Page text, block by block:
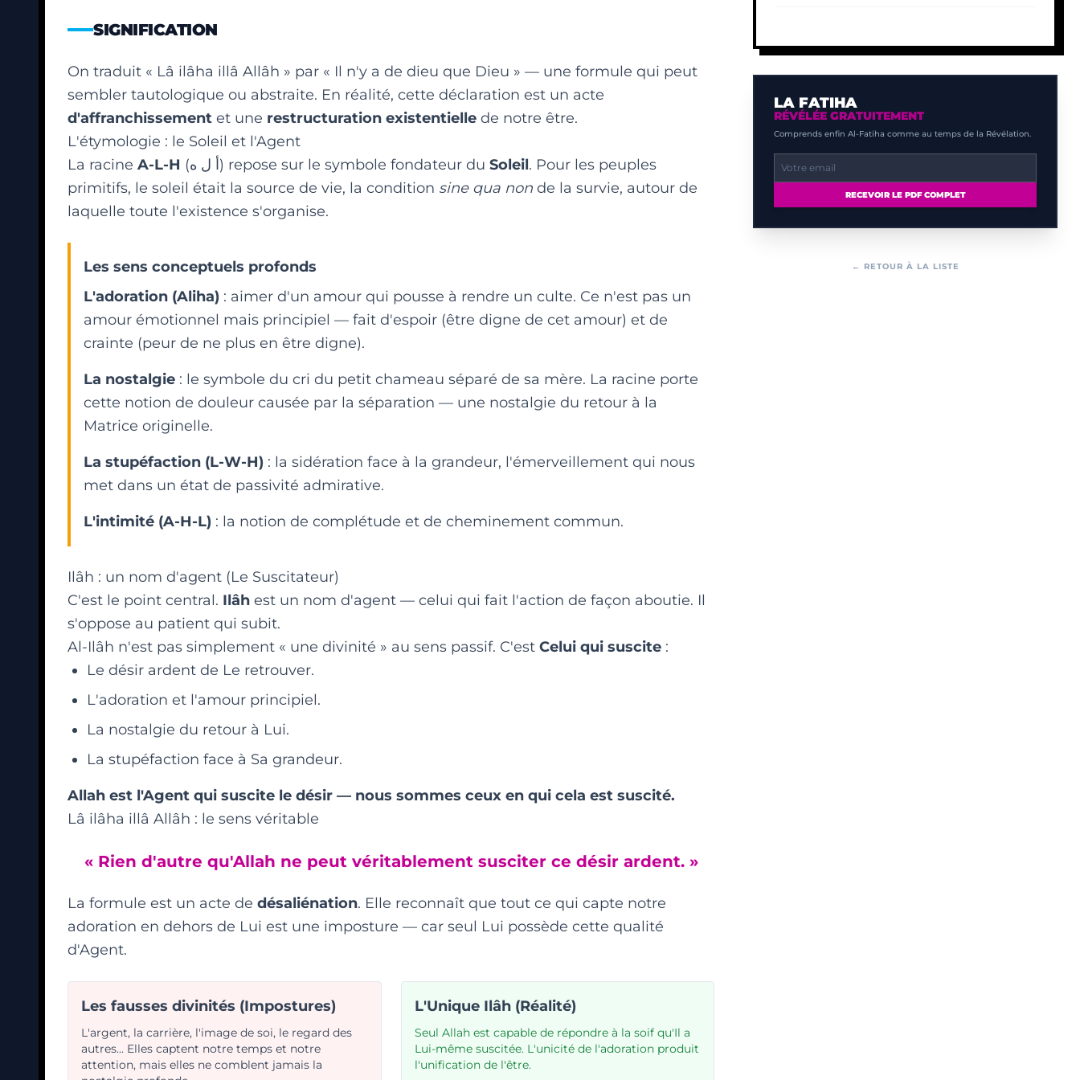
LÂ YUKALLIFU ALLÂHU NAFSAN
ILLÂ WUS'AHÂ
SIGNIFICATION
On traduit « Lâ ilâha illâ Allâh » par « Il n'y a de dieu que Dieu » — une formule qui peut
sembler tautologique ou abstraite. En réalité, cette déclaration est un acte
d'affranchissement et une restructuration existentielle de notre être.
L'étymologie : le Soleil et l'Agent
La racine A-L-H (أ ل ه) repose sur le symbole fondateur du Soleil. Pour les peuples
primitifs, le soleil était la source de vie, la condition sine qua non de la survie, autour de
laquelle toute l'existence s'organise.
Les sens conceptuels profonds
L'adoration (Aliha) : aimer d'un amour qui pousse à rendre un culte. Ce n'est pas un
amour émotionnel mais principiel — fait d'espoir (être digne de cet amour) et de
crainte (peur de ne plus en être digne).
La nostalgie : le symbole du cri du petit chameau séparé de sa mère. La racine porte
cette notion de douleur causée par la séparation — une nostalgie du retour à la
Matrice originelle.
La stupéfaction (L-W-H) : la sidération face à la grandeur, l'émerveillement qui nous
met dans un état de passivité admirative.
L'intimité (A-H-L) : la notion de complétude et de cheminement commun.
Ilâh : un nom d'agent (Le Suscitateur)
C'est le point central. Ilâh est un nom d'agent — celui qui fait l'action de façon aboutie. Il
s'oppose au patient qui subit.
Al-Ilâh n'est pas simplement « une divinité » au sens passif. C'est Celui qui suscite :
Le désir ardent de Le retrouver.
L'adoration et l'amour principiel.
La nostalgie du retour à Lui.
La stupéfaction face à Sa grandeur.
Allah est l'Agent qui suscite le désir — nous sommes ceux en qui cela est suscité.
Lâ ilâha illâ Allâh : le sens véritable
« Rien d'autre qu'Allah ne peut véritablement susciter ce désir ardent. »
La formule est un acte de désaliénation. Elle reconnaît que tout ce qui capte notre
adoration en dehors de Lui est une imposture — car seul Lui possède cette qualité
d'Agent.
Les fausses divinités (Impostures)
L'argent, la carrière, l'image de soi, le regard des
autres... Elles captent notre temps et notre
attention, mais elles ne comblent jamais la
L'Unique Ilâh (Réalité)
Seul Allah est capable de répondre à la soif qu'Il a
Lui-même suscitée. L'unicité de l'adoration produit
l'unification de l'être.
LA FATIHA
RÉVÉLÉE GRATUITEMENT
Comprends enfin Al-Fatiha comme au temps de la Révélation.
RECEVOIR LE PDF COMPLET
← RETOUR À LA LISTE